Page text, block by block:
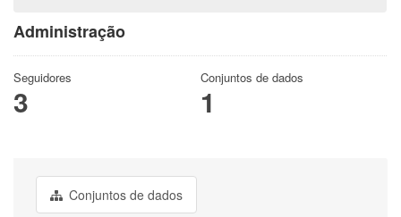
Administração
Seguidores
3
Conjuntos de dados
1
Conjuntos de dados